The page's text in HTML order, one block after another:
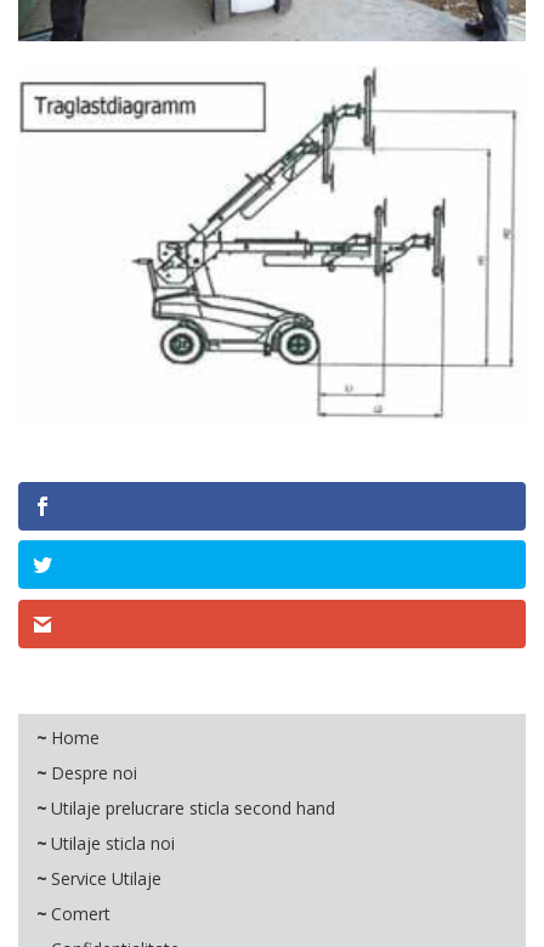
Home
Despre noi
Utilaje prelucrare sticla second hand
Utilaje sticla noi
Service Utilaje
Comert